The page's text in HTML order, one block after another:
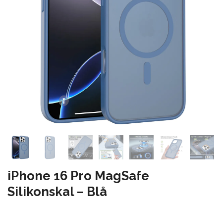
iPhone 16 Pro MagSafe
Silikonskal – Blå